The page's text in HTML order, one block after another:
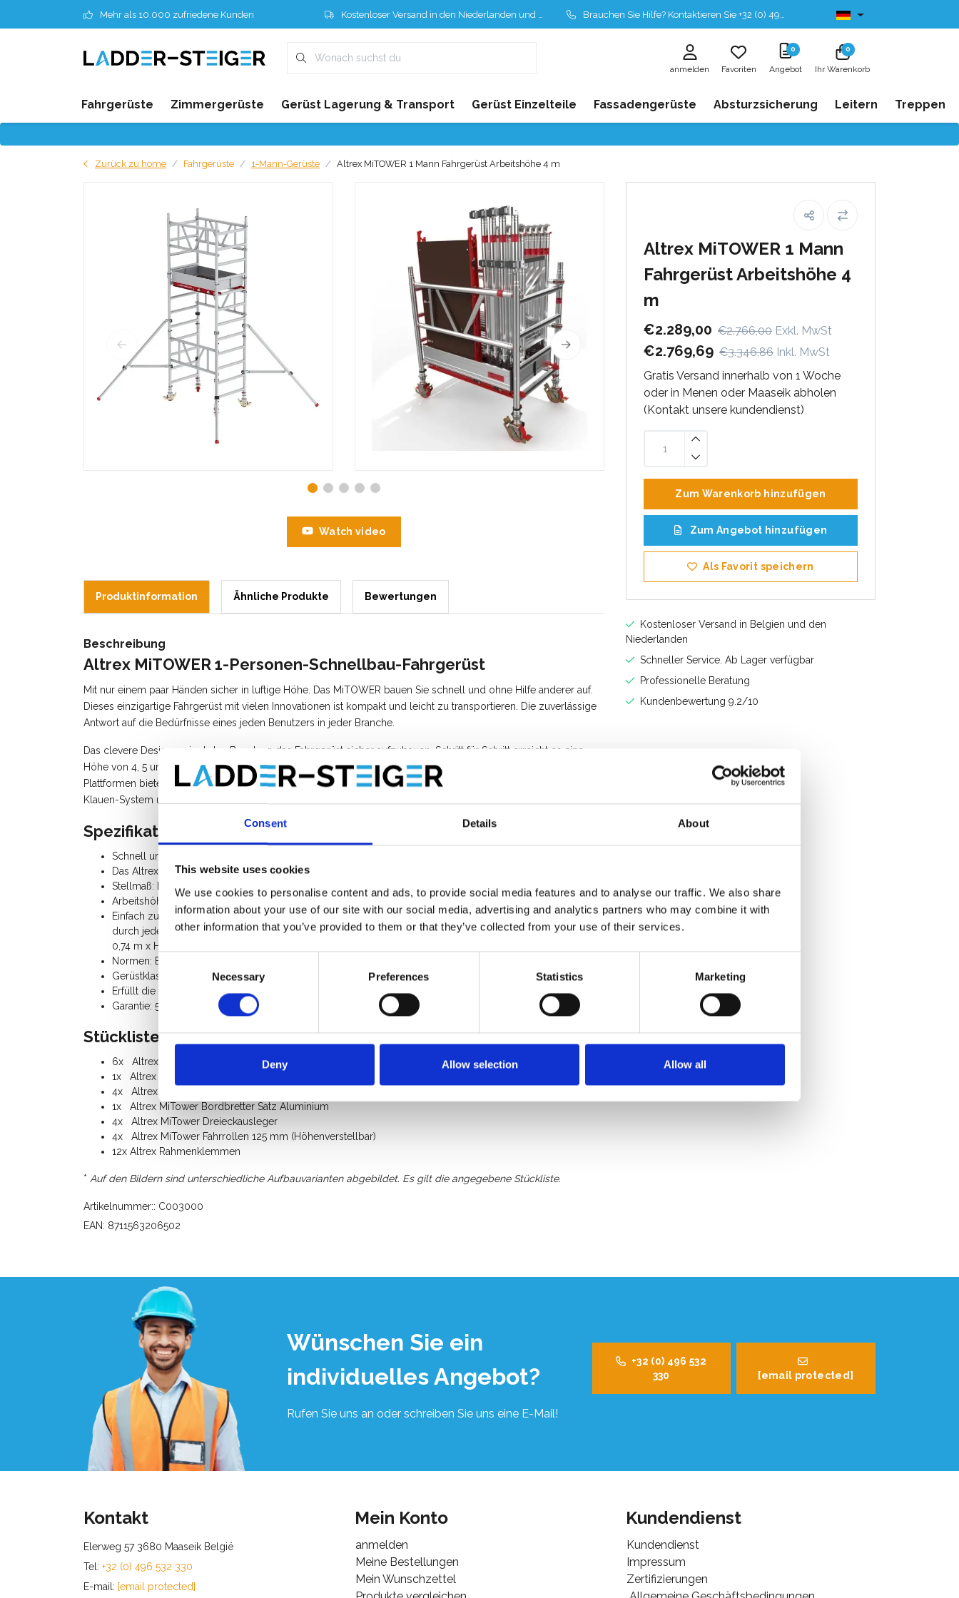
Consent Details About
This website uses cookies
We use cookies to personalise content and ads, to provide social media features and to analyse our traffic. We also share
information about your use of our site with our social media, advertising and analytics partners who may combine it with
other information that you’ve provided to them or that they’ve collected from your use of their services.
Consent
Selection
Necessary Preferences Statistics Marketing
Deny Allow selection Allow all
Mehr als 10.000 zufriedene Kunden Kostenloser Versand in den Niederlanden und Belgien Brauchen Sie Hilfe? Kontaktieren Sie +32 (0) 496 532 330 Ab lager lieferbar
anmelden Favoriten
0
Angebot
0
Ihr Warenkorb
Fahrgerüste Zimmergerüste Gerüst Lagerung & Transport Gerüst Einzelteile Fassadengerüste Absturzsicherung Leitern Treppen
Zurück zu home Fahrgerüste 1-Mann-Gerüste Altrex MiTOWER 1 Mann Fahrgerüst Arbeitshöhe 4 m
Altrex MiTOWER 1 Mann
Fahrgerüst Arbeitshöhe 4
m
€2.289,00 €2.766,00 Exkl. MwSt
€2.769,69 €3.346,86 Inkl. MwSt
Gratis Versand innerhalb von 1 Woche
oder in Menen oder Maaseik abholen
(Kontakt unsere kundendienst)
Zum Warenkorb hinzufügen
Zum Angebot hinzufügen
Als Favorit speichern
Kostenloser Versand in Belgien und den
Niederlanden
Schneller Service. Ab Lager verfügbar
Professionelle Beratung
Kundenbewertung 9.2/10
Watch video
Produktinformation Ähnliche Produkte Bewertungen
Beschreibung
Altrex MiTOWER 1-Personen-Schnellbau-Fahrgerüst
Mit nur einem paar Händen sicher in luftige Höhe. Das MiTOWER bauen Sie schnell und ohne Hilfe anderer auf.
Dieses einzigartige Fahrgerüst mit vielen Innovationen ist kompakt und leicht zu transportieren. Die zuverlässige
Antwort auf die Bedürfnisse eines jeden Benutzers in jeder Branche.
Das clevere Design zwingt den Benutzer, das Fahrgerüst sicher aufzubauen. Schritt für Schritt erreicht es eine
Höhe von 4, 5 und sogar 6 Metern Arbeitshöhe. Querträger und ein einzigartiger Aufhängemechanismus in den
Plattformen bieten maximalen Halt und erleichtern den Aufbau. Doppelte Geländerstreben, ein praktisches
Klauen-System und Doppelstopp-Lenkrollen machen das Fahrgerüst zum stabilsten seiner Art.
Spezifikation:
Schnell und sicher von nur einer Person aufzubauen innerhalb 10 Minuten.
Das Altrex MiTower Plus ist von 1 Person zu benutzen.
Stellmaß: Breite 0,75 m x Länge 1,20 m
Arbeitshöhe 4 m / maximum Plattformhöhe 2,20 m
Einfach zu transportieren. Aus den Gerüstteilen kann schnell ein Wagen zusammengestellt werden. Passt
durch jede gängige Türöffnung und in viele Firmenwagen. Abmessungen wagen Länge 1,20 m x Breitte
0,74 m x Höhe 1,58 m
Normen: EN 1004, EN 1298, professionellen Einsatz
Gerüstklasse III (200 Kg/m²)
Erfüllt die Berechnungen für Festigkeit und Stabilität.
Garantie: 5 Jahre
Stückliste:
6x Altrex MiTower Aufbaurahmen
1x Altrex MiTower Plattform mit Luke, Holz
4x Altrex MiTower Doppelte Geländerstrebe
1x Altrex MiTower Bordbretter Satz Aluminium
4x Altrex MiTower Dreieckausleger
4x Altrex MiTower Fahrrollen 125 mm (Höhenverstellbar)
12x Altrex Rahmenklemmen
* Auf den Bildern sind unterschiedliche Aufbauvarianten abgebildet. Es gilt die angegebene Stückliste.
Artikelnummer:: C003000
EAN: 8711563206502
Wünschen Sie ein
individuelles Angebot?
Rufen Sie uns an oder schreiben Sie uns eine E-Mail!
+32 (0) 496 532
330
[email protected]
Kontakt
Elerweg 57 3680 Maaseik België
Tel: +32 (0) 496 532 330
E-mail: [email protected]
Mein Konto
anmelden
Meine Bestellungen
Mein Wunschzettel
Kundendienst
Kundendienst
Impressum
Zertifizierungen